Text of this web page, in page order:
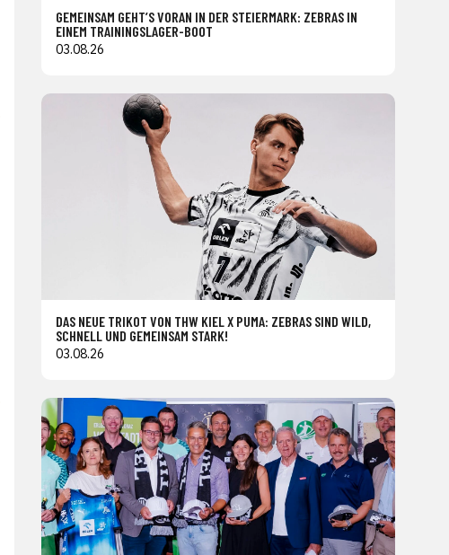
GEMEINSAM GEHT’S VORAN IN DER STEIERMARK: ZEBRAS IN
EINEM TRAININGSLAGER-BOOT
03.08.26
DAS NEUE TRIKOT VON THW KIEL X PUMA: ZEBRAS SIND WILD,
SCHNELL UND GEMEINSAM STARK!
03.08.26